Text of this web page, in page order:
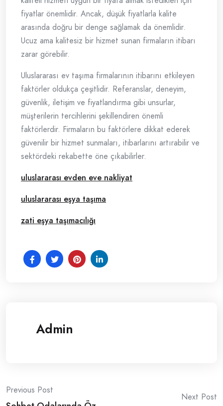
fiyatlar önemlidir. Ancak, düşük fiyatlarla kalite
arasında doğru bir denge sağlamak da önemlidir.
Ucuz ama kalitesiz bir hizmet sunan firmaların itibarı
zarar görebilir.
Uluslararası ev taşıma firmalarının itibarını etkileyen
faktörler oldukça çeşitlidir. Referanslar, deneyim,
güvenlik, iletişim ve fiyatlandırma gibi unsurlar,
müşterilerin tercihlerini şekillendiren önemli
faktörlerdir. Firmaların bu faktörlere dikkat ederek
güvenilir bir hizmet sunmaları, itibarlarını artırabilir ve
sektördeki rekabette öne çıkabilirler.
uluslararası evden eve nakliyat
uluslararası eşya taşıma
zati eşya taşımacılığı
Admin
Post
Previous Post
Next Post